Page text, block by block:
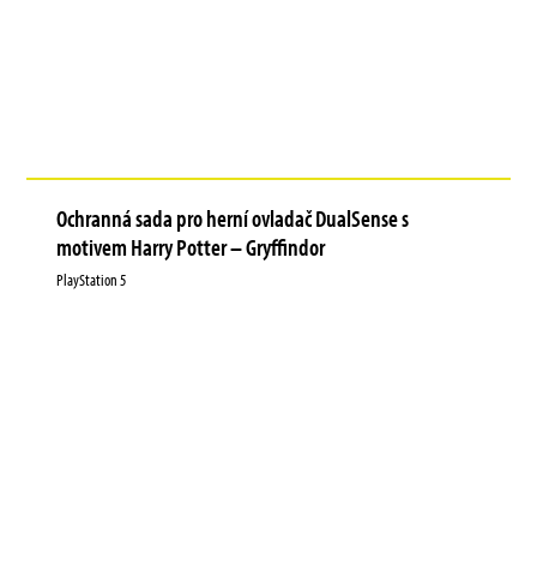
Ochranná sada pro herní ovladač DualSense s
motivem Harry Potter – Gryffindor
PlayStation 5